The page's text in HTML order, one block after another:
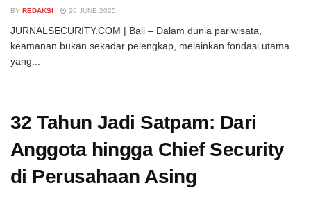
BY REDAKSI 20 JUNE 2025
JURNALSECURITY.COM | Bali – Dalam dunia pariwisata,
keamanan bukan sekadar pelengkap, melainkan fondasi utama
yang...
32 Tahun Jadi Satpam: Dari
Anggota hingga Chief Security
di Perusahaan Asing